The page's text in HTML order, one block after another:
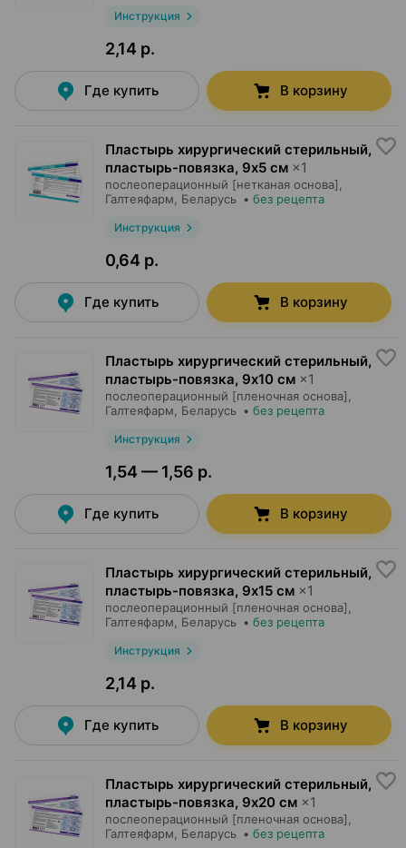
Инструкция
2,14 р.
Где купить В корзину
Пластырь хирургический стерильный,
пластырь-повязка, 9х5 см ×1
послеоперационный [нетканая основа],
Галтеяфарм , Беларусь • без рецепта
Инструкция
0,64 р.
Где купить В корзину
Пластырь хирургический стерильный,
пластырь-повязка, 9х10 см ×1
послеоперационный [пленочная основа],
Галтеяфарм , Беларусь • без рецепта
Инструкция
1,54 — 1,56 р.
Где купить В корзину
Пластырь хирургический стерильный,
пластырь-повязка, 9х15 см ×1
послеоперационный [пленочная основа],
Галтеяфарм , Беларусь • без рецепта
Инструкция
2,14 р.
Где купить В корзину
Пластырь хирургический стерильный,
пластырь-повязка, 9х20 см ×1
послеоперационный [пленочная основа],
Галтеяфарм , Беларусь • без рецепта